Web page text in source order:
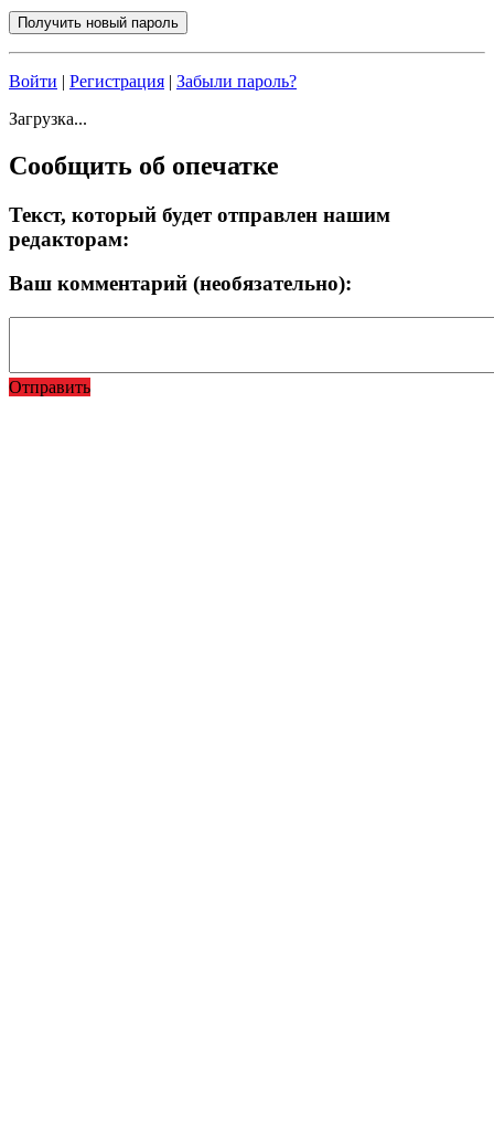
Войти | Регистрация | Забыли пароль?
Загрузка...
Сообщить об опечатке
Текст, который будет отправлен нашим
редакторам:
Ваш комментарий (необязательно):
Отправить